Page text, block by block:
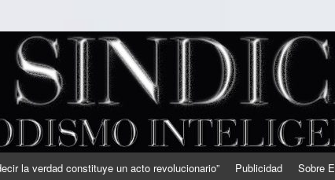
la verdad constituye un acto revolucionario” Publicidad Sobre